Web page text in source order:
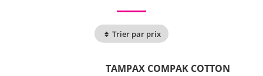
Trier par prix
TAMPAX COMPAK COTTON